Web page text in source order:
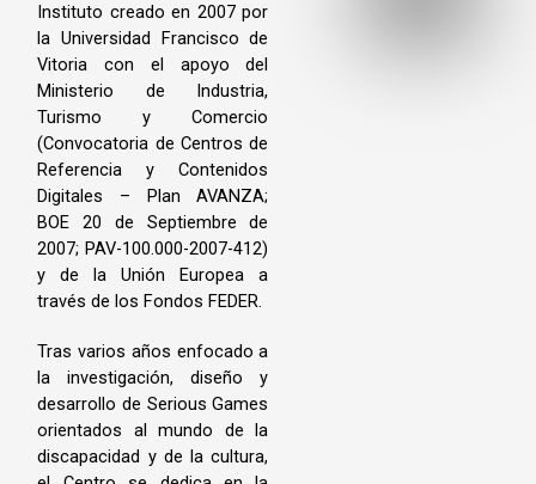
Instituto creado en 2007 por
la Universidad Francisco de
Vitoria con el apoyo del
Ministerio de Industria,
Turismo y Comercio
(Convocatoria de Centros de
Referencia y Contenidos
Digitales – Plan AVANZA;
BOE 20 de Septiembre de
2007; PAV-100.000-2007-412)
y de la Unión Europea a
través de los Fondos FEDER.
Tras varios años enfocado a
la investigación, diseño y
desarrollo de Serious Games
orientados al mundo de la
discapacidad y de la cultura,